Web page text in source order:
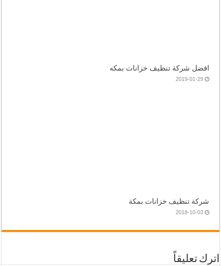
افضل شركة تنظيف خزانات بمكه
2019-01-29
شركة تنظيف خزانات بمكة
2018-10-03
اترك تعليقاً